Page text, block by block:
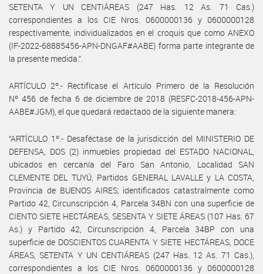
SETENTA Y UN CENTIÁREAS (247 Has. 12 As. 71 Cas.)
correspondientes a los CIE Nros. 0600000136 y 0600000128
respectivamente, individualizados en el croquis que como ANEXO
(IF-2022-68885456-APN-DNGAF#AABE) forma parte integrante de
la presente medida.”.
ARTÍCULO 2º.- Rectifícase el Artículo Primero de la Resolución
Nº 456 de fecha 6 de diciembre de 2018 (RESFC-2018-456-APN-
AABE#JGM), el que quedará redactado de la siguiente manera:
“ARTÍCULO 1º.- Desaféctase de la jurisdicción del MINISTERIO DE
DEFENSA, DOS (2) inmuebles propiedad del ESTADO NACIONAL,
ubicados en cercanía del Faro San Antonio, Localidad SAN
CLEMENTE DEL TUYÚ, Partidos GENERAL LAVALLE y LA COSTA,
Provincia de BUENOS AIRES; identificados catastralmente como
Partido 42, Circunscripción 4, Parcela 34BN con una superficie de
CIENTO SIETE HECTÁREAS, SESENTA Y SIETE ÁREAS (107 Has. 67
As.) y Partido 42, Circunscripción 4, Parcela 34BP con una
superficie de DOSCIENTOS CUARENTA Y SIETE HECTÁREAS, DOCE
ÁREAS, SETENTA Y UN CENTIÁREAS (247 Has. 12 As. 71 Cas.),
correspondientes a los CIE Nros. 0600000136 y 0600000128